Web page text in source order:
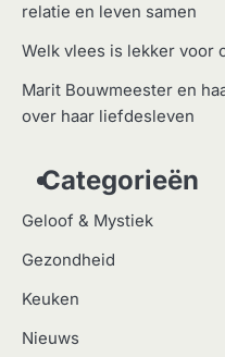
relatie en leven samen
Welk vlees is lekker voor
Marit Bouwmeester en
over haar liefdesleven
Categorieën
Geloof & Mystiek
Gezondheid
Keuken
Nieuws